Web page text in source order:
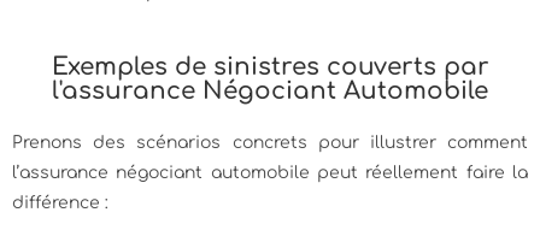
Exemples de sinistres couverts par
l'assurance Négociant Automobile
Prenons des scénarios concrets pour illustrer comment
l’assurance négociant automobile peut réellement faire la
différence :